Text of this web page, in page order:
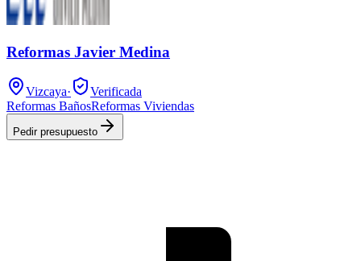
Reformas Javier Medina
Vizcaya·
Verificada
Reformas BañosReformas Viviendas
Pedir presupuesto